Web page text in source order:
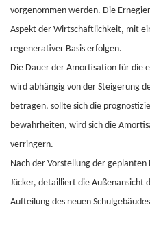
vorgenommen werden. Die
Aspekt der Wirtschaftlichkeit, mit
regenerativer Basis erfolgen.
Die Dauer der Amortisation für die
wird abhängig von der Steigerung
betragen, sollte sich die
bewahrheiten, wird sich die
verringern.
Nach der Vorstellung der
Jücker, detailliert die Außenansicht
Aufteilung des neuen